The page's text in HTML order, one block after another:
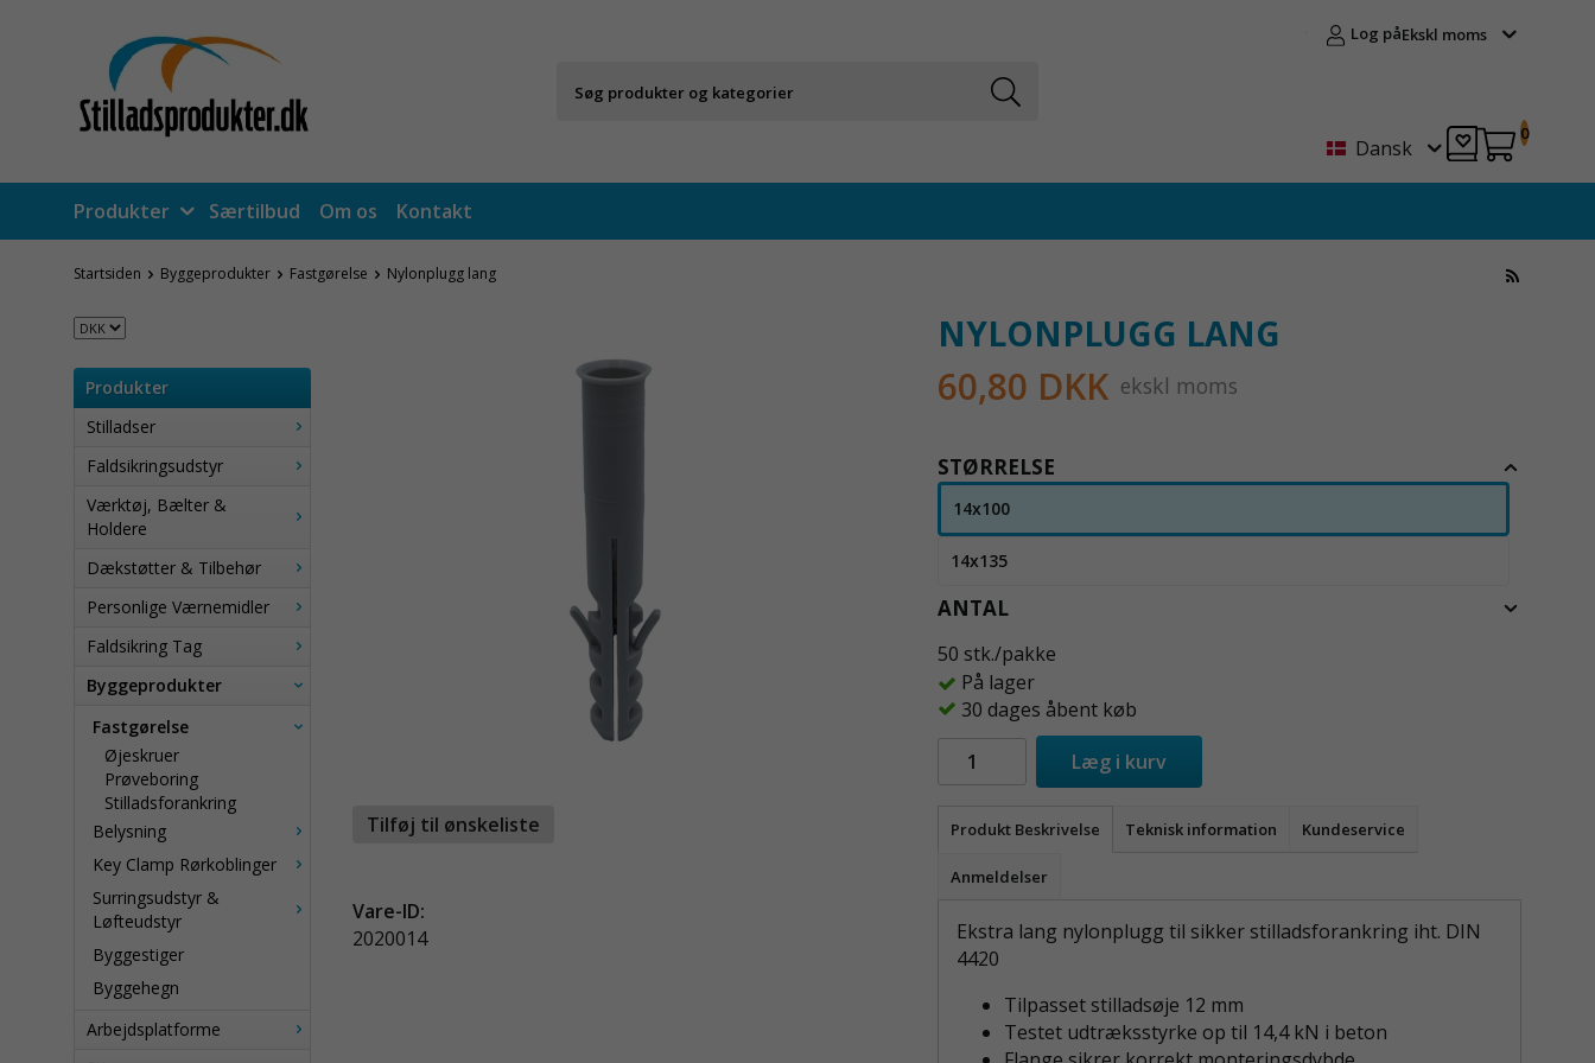
Log påEkskl moms
Dansk
0
Produkter Særtilbud Om os Kontakt
Startsiden Byggeprodukter Fastgørelse Nylonplugg lang
Produkter
Stilladser
Faldsikringsudstyr
Værktøj, Bælter &
Holdere
Dækstøtter & Tilbehør
Personlige Værnemidler
Faldsikring Tag
Byggeprodukter
Fastgørelse
Øjeskruer
Prøveboring
Stilladsforankring
Belysning
Key Clamp Rørkoblinger
Surringsudstyr &
Løfteudstyr
Byggestiger
Byggehegn
Arbejdsplatforme
NYLONPLUGG LANG
60,80 DKK ekskl moms
STØRRELSE
14x100
14x135
ANTAL
50 stk./pakke
På lager
30 dages åbent køb
Læg i kurv
Produkt Beskrivelse Teknisk information Kundeservice
Anmeldelser
Ekstra lang nylonplugg til sikker stilladsforankring iht. DIN
4420
Tilpasset stilladsøje 12 mm
Testet udtræksstyrke op til 14,4 kN i beton
Tilføj til ønskeliste
Vare-ID:
2020014